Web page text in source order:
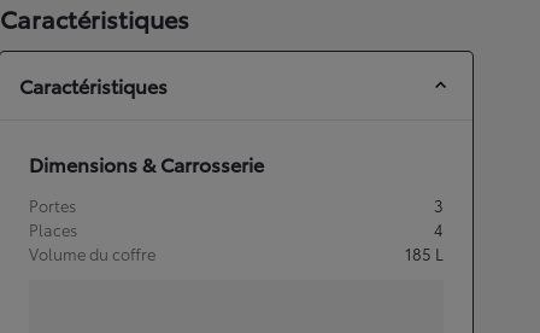
Caractéristiques
Caractéristiques
Dimensions & Carrosserie
Portes
3
Places
4
Volume du coffre
185 L